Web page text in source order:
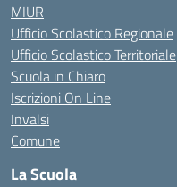
MIUR
Ufficio Scolastico Regionale
Ufficio Scolastico Territoriale
Scuola in Chiaro
Iscrizioni On Line
Invalsi
Comune
La Scuola